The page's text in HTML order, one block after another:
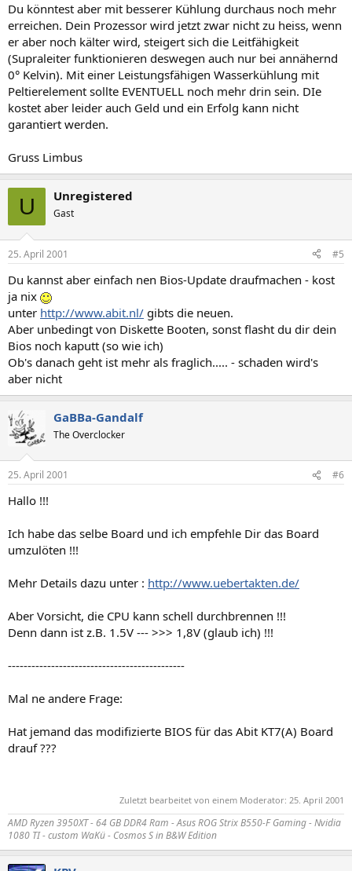
Du könntest aber mit besserer Kühlung durchaus noch mehr
erreichen. Dein Prozessor wird jetzt zwar nicht zu heiss, wenn
er aber noch kälter wird, steigert sich die Leitfähigkeit
(Supraleiter funktionieren deswegen auch nur bei annähernd
0° Kelvin). Mit einer Leistungsfähigen Wasserkühlung mit
Peltierelement sollte EVENTUELL noch mehr drin sein. DIe
kostet aber leider auch Geld und ein Erfolg kann nicht
garantiert werden.
Gruss Limbus
U Unregistered
Gast
25. April 2001 #5
Du kannst aber einfach nen Bios-Update draufmachen - kost
ja nix
unter http://www.abit.nl/ gibts die neuen.
Aber unbedingt von Diskette Booten, sonst flasht du dir dein
Bios noch kaputt (so wie ich)
Ob's danach geht ist mehr als fraglich..... - schaden wird's
aber nicht
GaBBa-Gandalf
The Overclocker
25. April 2001 #6
Hallo !!!
Ich habe das selbe Board und ich empfehle Dir das Board
umzulöten !!!
Mehr Details dazu unter : http://www.uebertakten.de/
Aber Vorsicht, die CPU kann schell durchbrennen !!!
Denn dann ist z.B. 1.5V --- >>> 1,8V (glaub ich) !!!
---------------------------------------------
Mal ne andere Frage:
Hat jemand das modifizierte BIOS für das Abit KT7(A) Board
drauf ???
Zuletzt bearbeitet von einem Moderator: 25. April 2001
AMD Ryzen 3950XT - 64 GB DDR4 Ram - Asus ROG Strix B550-F Gaming - Nvidia
1080 TI - custom WaKü - Cosmos S in B&W Edition